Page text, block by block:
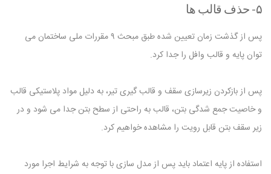
۵- حذف قالب ها
پس از گذشت زمان تعیین شده طبق مبحث ۹ مقررات ملی ساختمان می
توان پایه و قالب وافل را جدا کرد.
پس از بازکردن زیرسازی سقف و قالب گیری تیر، به دلیل مواد پلاستیکی قالب
و خاصیت جمع شدگی بتن، قالب به راحتی از سطح بتن جدا می شود و در
زیر سقف بتن قابل رویت را مشاهده خواهیم کرد.
استفاده از پایه اعتماد باید پس از مدل سازی با توجه به شرایط اجرا مورد